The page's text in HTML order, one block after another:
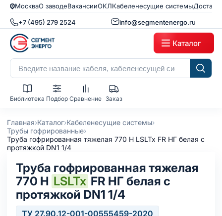
МоскваО заводеВакансииОКЛКабеленесущие системы
+7 (495) 279 2524 info@segmentenergo.ru
Каталог
Библиотека Подбор Сравнение Заказ
Главная›Каталог›Кабеленесущие системы›
Трубы гофрированные›
Труба гофрированная тяжелая 770 Н LSLTx FR НГ белая с
протяжкой DN1 1/4
Труба гофрированная тяжелая
770 Н LSLTx FR НГ белая с
протяжкой DN1 1/4
ТУ 27.90.12-001-00555459-2020